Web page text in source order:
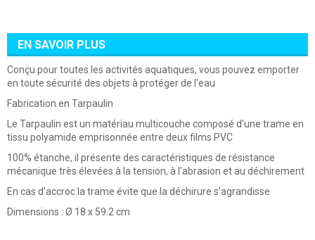
EN SAVOIR PLUS
Conçu pour toutes les activités aquatiques, vous pouvez emporter
en toute sécurité des objets à protéger de l'eau
Fabrication en Tarpaulin
Le Tarpaulin est un matériau multicouche composé d'une trame en
tissu polyamide emprisonnée entre deux films PVC
100% étanche, il présente des caractéristiques de résistance
mécanique très élevées à la tension, à l'abrasion et au déchirement
En cas d’accroc la trame évite que la déchirure s’agrandisse
Dimensions : Ø 18 x 59.2 cm